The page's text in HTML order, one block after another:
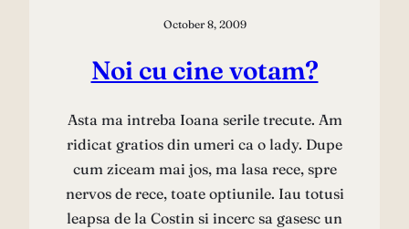
October 8, 2009
Noi cu cine votam?
Asta ma intreba Ioana serile trecute. Am
ridicat gratios din umeri ca o lady. Dupe
cum ziceam mai jos, ma lasa rece, spre
nervos de rece, toate optiunile. Iau totusi
leapsa de la Costin si incerc sa gasesc un